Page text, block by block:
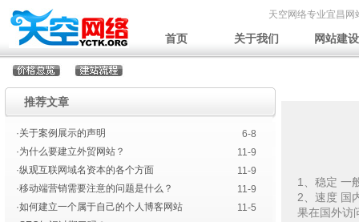
天空网络专业宜昌网
首页 关于我们 网站建设
推荐文章
·关于案例展示的声明
6-8
·为什么要建立外贸网站？
11-9
·纵观互联网域名资本的各个方面
11-9
·移动端营销需要注意的问题是什么？
11-9
·如何建立一个属于自己的个人博客网站
11-5
1、稳定 一
2、速度 国
果在国外访